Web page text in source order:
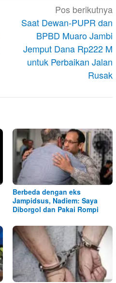
Pos berikutnya
Saat Dewan-PUPR dan
BPBD Muaro Jambi
Jemput Dana Rp222 M
untuk Perbaikan Jalan
Rusak
Berbeda dengan eks
Jampidsus, Nadiem: Saya
Diborgol dan Pakai Rompi